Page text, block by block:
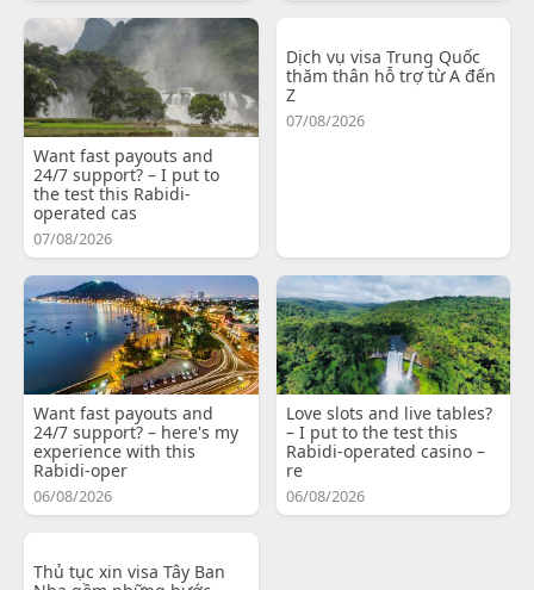
Want fast payouts and
24/7 support? – I put to
the test this Rabidi-
operated cas
07/08/2026
Dịch vụ visa Trung Quốc
thăm thân hỗ trợ từ A đến
Z
07/08/2026
Want fast payouts and
24/7 support? – here's my
experience with this
Rabidi-oper
06/08/2026
Love slots and live tables?
– I put to the test this
Rabidi-operated casino –
re
06/08/2026
Thủ tục xin visa Tây Ban